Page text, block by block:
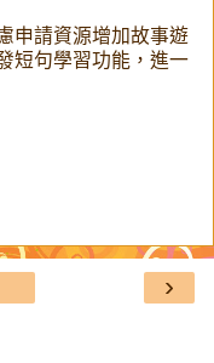
申請資源增加故事遊
短句學習功能，進一
›